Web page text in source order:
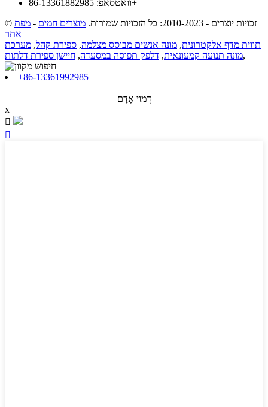
וואטסאפ: 86-13361882985+
© זכויות יוצרים - 2010-2023: כל הזכויות שמורות.
מוצרים חמים - מפת
אתר
תווית מדף אלקטרונית, מונה אנשים מבוסס מצלמה, ספירת קהל, מערכת
מונה תנועה קמעונאית, דלפק תפוסה במסעדה, חיישן ספירת דלתות ,
+86-13361992985
דְמוּי אָדָם
x

